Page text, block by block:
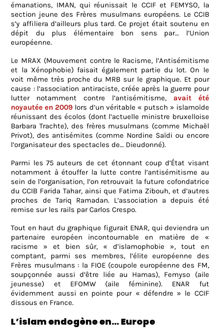
émanations, IMAN, qui réunissait le CCIF et FEMYSO, la
section jeune des Frères musulmans européens. Le CCIB
s’y affiliera d’ailleurs plus tard. Ce projet était soutenu en
dépit du plus élémentaire bon sens par… l’Union
européenne.
Le MRAX (Mouvement contre le Racisme, l’Antisémitisme
et la Xénophobie) faisait également partie du lot. On le
voit même très proche du MRB sur le graphique. Et pour
cause : l’association antiraciste, créée après la guerre pour
lutter notamment contre l’antisémitisme, avait été
noyautée en 2009 lors d’un véritable « putsch » islamoïde
réunissant des écolos (dont l’actuelle ministre bruxelloise
Barbara Trachte), des frères musulmans (comme Michaël
Privot), des antisémites (comme Nordine Saïdi ou encore
l’organisateur des spectacles de… Dieudonné).
Parmi les 75 auteurs de cet étonnant coup d’État visant
notamment à étouffer la lutte contre l’antisémitisme au
sein de l’organisation, l’on retrouvait la future cofondatrice
du CCIB Farida Tahar, ainsi que Fatima Zibouh, et d’autres
proches de Tariq Ramadan. L’association a depuis été
remise sur les rails par Carlos Crespo.
Tout en haut du graphique figurait ENAR, qui deviendra un
partenaire européen incontournable en matière de «
racisme » et bien sûr, « d’islamophobie », tout en
comptant, parmi ses membres, l’élite européenne des
Frères musulmans : la FIOE (coupole européenne des FM,
soupçonnée aussi d’être liée au Hamas), Femyso (aile
jeunesse) et EFOMW (aile féminine). ENAR fut
évidemment aussi en pointe pour « défendre » le CCIF
dissous en France.
L’islam endogène en… Europe